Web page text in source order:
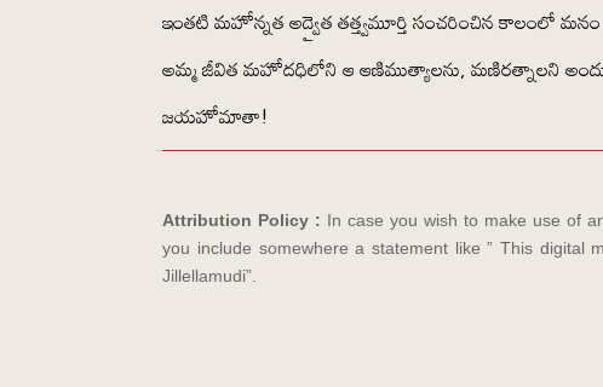
ఇంతటి మహోన్నత అద్వైత తత్త్వమూర్తి సంచరించిన కాలంలో
అమ్మ జీవిత మహోదధిలోని ఆ ఆణిముత్యాలను, మణిరత్నాలని
జయహోమాతా!
Attribution Policy : In case you wish to make use of
you include somewhere a statement like ” This digital
Jillellamudi”.